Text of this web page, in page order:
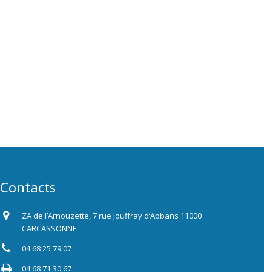
Contacts
ZA de l’Arnouzette, 7 rue Jouffray d’Abbans 11000
CARCASSONNE
04 68 25 79 07
04 68 71 30 67